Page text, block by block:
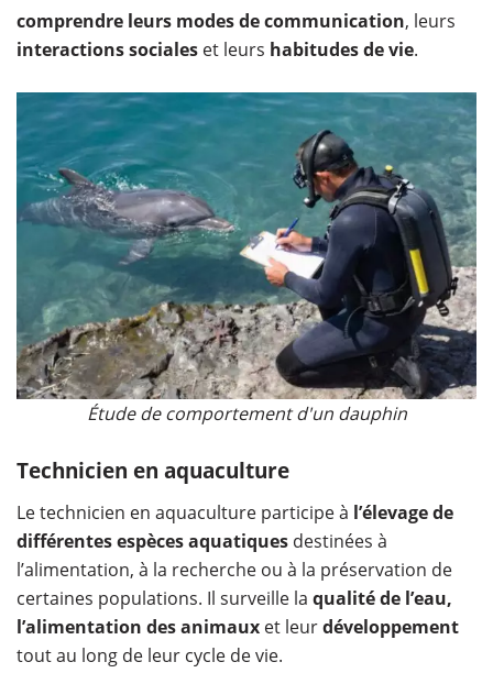
comprendre leurs modes de communication, leurs
interactions sociales et leurs habitudes de vie.
Étude de comportement d'un dauphin
Technicien en aquaculture
Le technicien en aquaculture participe à l’élevage de
différentes espèces aquatiques destinées à
l’alimentation, à la recherche ou à la préservation de
certaines populations. Il surveille la qualité de l’eau,
l’alimentation des animaux et leurdéveloppement
tout au long de leur cycle de vie.